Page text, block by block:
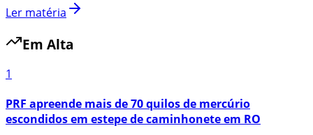
Ler matéria
Em Alta
1
PRF apreende mais de 70 quilos de mercúrio
escondidos em estepe de caminhonete em RO